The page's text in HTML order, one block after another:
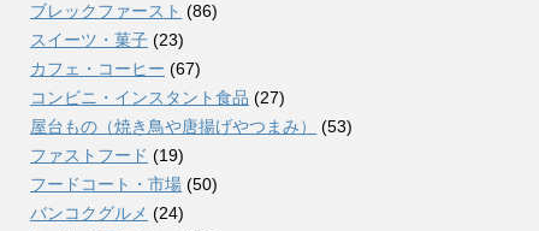
ブレックファースト (86)
スイーツ・菓子 (23)
カフェ・コーヒー (67)
コンビニ・インスタント食品 (27)
屋台もの（焼き鳥や唐揚げやつまみ）
(53)
ファストフード (19)
フードコート・市場 (50)
バンコクグルメ (24)